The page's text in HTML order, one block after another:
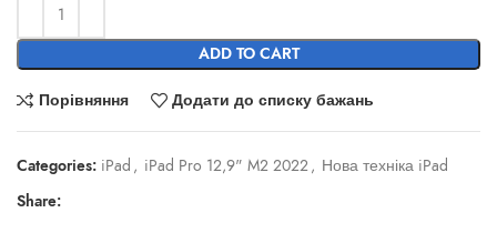
ADD TO CART
Порівняння Додати до списку бажань
Categories: iPad , iPad Pro 12,9" M2 2022, Нова техніка iPad
Share: